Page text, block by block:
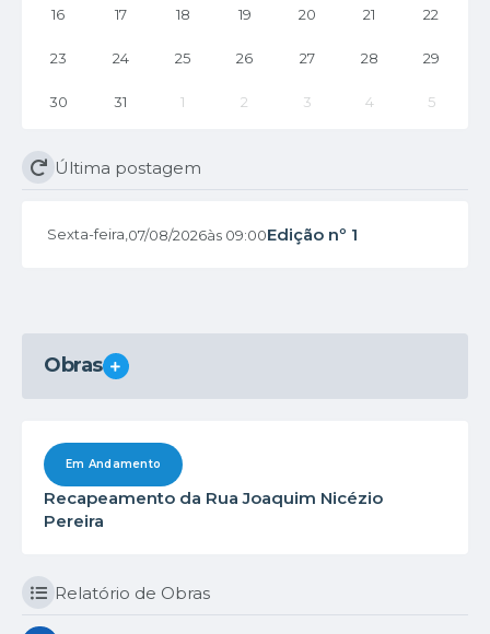
16 17 18 19 20 21 22
23 24 25 26 27 28 29
30 31 1 2 3 4 5
Última postagem
Edição nº 1
Sexta-feira 07/08/2026 09:00
Obras VER MAIS
Em Andamento
Recapeamento da Rua Joaquim Nicézio
Pereira
Relatório de Obras